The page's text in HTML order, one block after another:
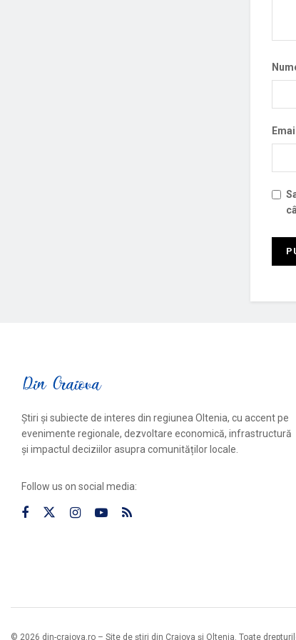
Email
Știri și subiecte de interes din regiunea Oltenia, cu accent pe
evenimente regionale, dezvoltare economică, infrastructură
și impactul deciziilor asupra comunităților locale.
Follow us on social media:
© 2026 din-craiova.ro – Site de știri din Craiova și Oltenia. Toate